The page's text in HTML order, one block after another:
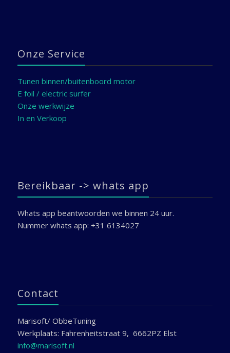
Onze Service
Tunen binnen/buitenboord motor
E foil / electric surfer
Onze werkwijze
In en Verkoop
Bereikbaar -> whats app
Whats app beantwoorden we binnen 24 uur.
Nummer whats app: +31 6134027
Contact
Marisoft/ ObbeTuning
Werkplaats: Fahrenheitstraat 9, 6662PZ Elst
info@marisoft.nl